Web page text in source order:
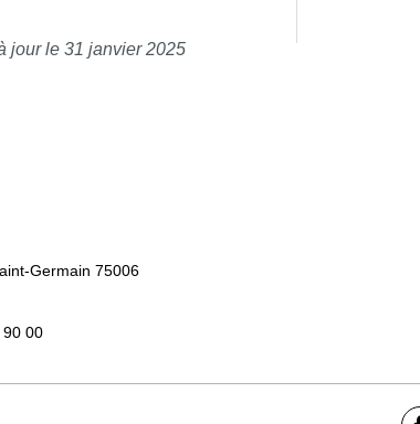
jour le 31 janvier 2025
Germain 75006
00